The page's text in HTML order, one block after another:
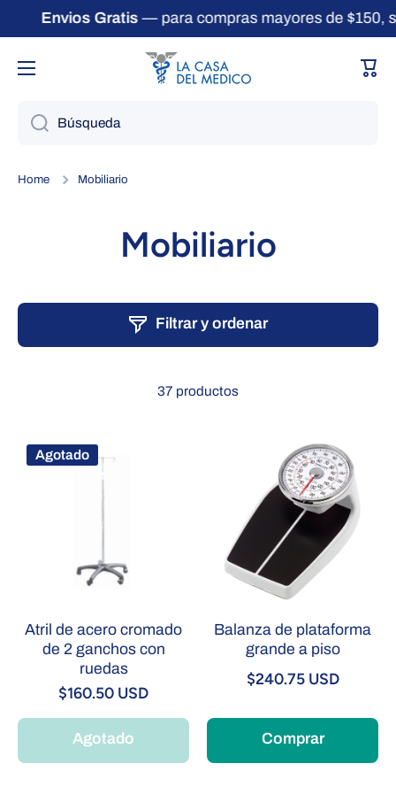
Ir directamente al contenido
Envios Gratis— para compras mayores de $150,
Búsqueda
Home Mobiliario
Mobiliario
Filtrar y ordenar
37 productos
Agotado
Atril de acero cromado
de 2 ganchos con
ruedas
$160.50 USD
Agotado
Balanza de plataforma
grande a piso
$240.75 USD
Comprar